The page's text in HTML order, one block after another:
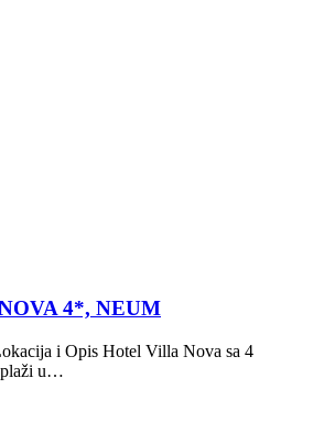
4*, NEUM
i Opis Hotel Villa Nova sa 4
plaži u…